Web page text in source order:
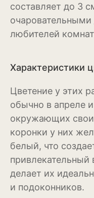
Настурция
Нивяник или садовая
Очиток или седум
Пеларгония
Петуния
Пионы
Рододендрон
Роза
Рудбекия
составляет до 3
любителей
Характеристики
Цветение у этих
обычно в апреле
окружающих
коронки у них
белый, что
привлекательный
делает их
и подоконников.